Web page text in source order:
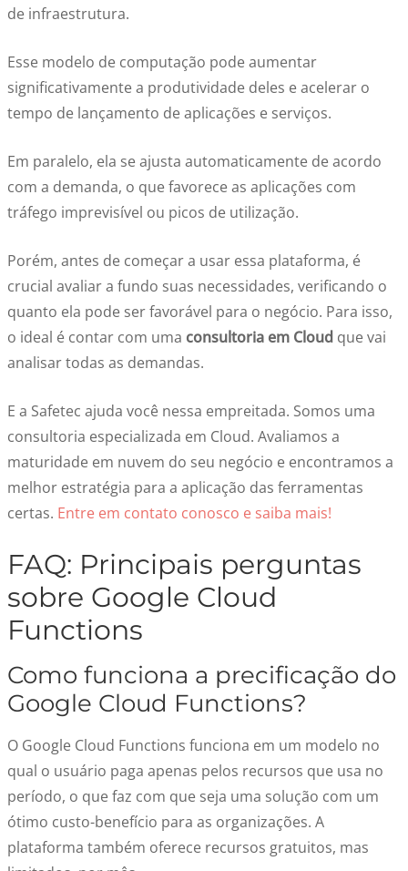
de infraestrutura.
Esse modelo de computação pode aumentar
significativamente a produtividade deles e acelerar o
tempo de lançamento de aplicações e serviços.
Em paralelo, ela se ajusta automaticamente de acordo
com a demanda, o que favorece as aplicações com
tráfego imprevisível ou picos de utilização.
Porém, antes de começar a usar essa plataforma, é
crucial avaliar a fundo suas necessidades, verificando o
quanto ela pode ser favorável para o negócio. Para isso,
o ideal é contar com uma consultoria em Cloud que vai
analisar todas as demandas.
E a Safetec ajuda você nessa empreitada. Somos uma
consultoria especializada em Cloud. Avaliamos a
maturidade em nuvem do seu negócio e encontramos a
melhor estratégia para a aplicação das ferramentas
certas. Entre em contato conosco e saiba mais!
FAQ: Principais perguntas
sobre Google Cloud
Functions
Como funciona a precificação do
Google Cloud Functions?
O Google Cloud Functions funciona em um modelo no
qual o usuário paga apenas pelos recursos que usa no
período, o que faz com que seja uma solução com um
ótimo custo-benefício para as organizações. A
plataforma também oferece recursos gratuitos, mas